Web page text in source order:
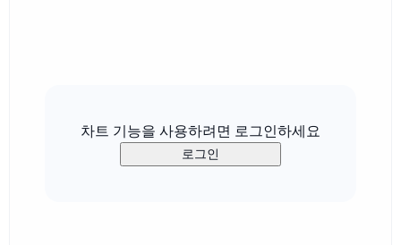
차트 기능을 사용하려면 로그인하세요
로그인